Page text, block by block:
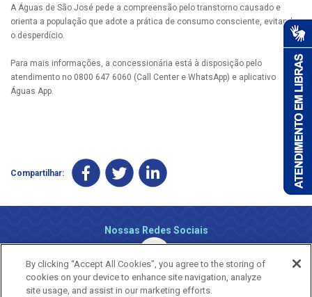
A Águas de São José pede a compreensão pelo transtorno causado e
orienta a população que adote a prática de consumo consciente, evitando
o desperdício.
Para mais informações, a concessionária está à disposição pelo
atendimento no 0800 647 6060 (Call Center e WhatsApp) e aplicativo
Águas App.
Compartilhar:
Nossas Redes Sociais
By clicking “Accept All Cookies”, you agree to the storing of
cookies on your device to enhance site navigation, analyze
site usage, and assist in our marketing efforts.